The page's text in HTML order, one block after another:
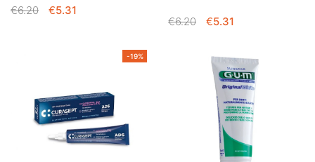
€6.20
IL
€5.31
€6.20
IL
ERA:
€6.20.
€5.31
È:
€5.31.
-19%